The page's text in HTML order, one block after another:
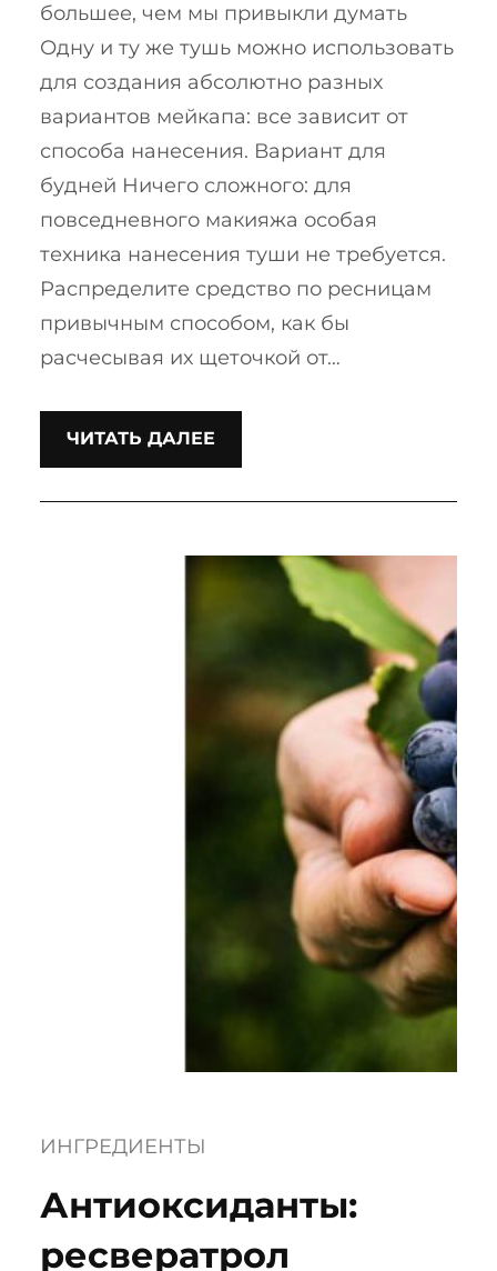
большее, чем мы привыкли думать
Одну и ту же тушь можно использовать
для создания абсолютно разных
вариантов мейкапа: все зависит от
способа нанесения. Вариант для
будней Ничего сложного: для
повседневного макияжа особая
техника нанесения туши не требуется.
Распределите средство по ресницам
привычным способом, как бы
расчесывая их щеточкой от…
ЧИТАТЬ ДАЛЕЕ
ИНГРЕДИЕНТЫ
Антиоксиданты:
ресвератрол